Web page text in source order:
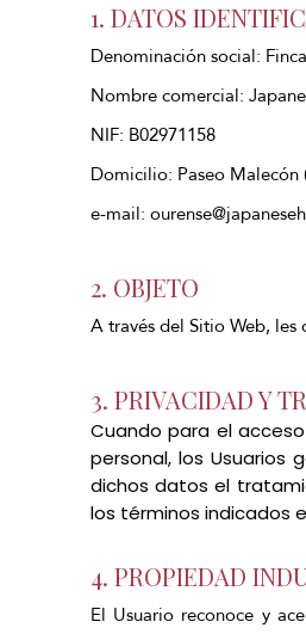
1. DATOS
Denominación social:
Nombre comercial:
NIF: B02971158
Domicilio: Paseo Malecón
e-mail:
2. OBJETO
A través del Sitio Web,
3. PRIVACIDAD Y
Cuando para el
personal, los Usuarios
dichos datos el
los términos indicados
4. PROPIEDAD
El Usuario reconoce y